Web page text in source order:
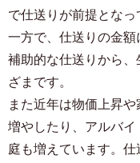
で仕送りが前提となっ
一方で、仕送りの金
補助的な仕送りから、
ざまです。
また近年は物価上昇
増やしたり、アルバ
庭も増えています。仕